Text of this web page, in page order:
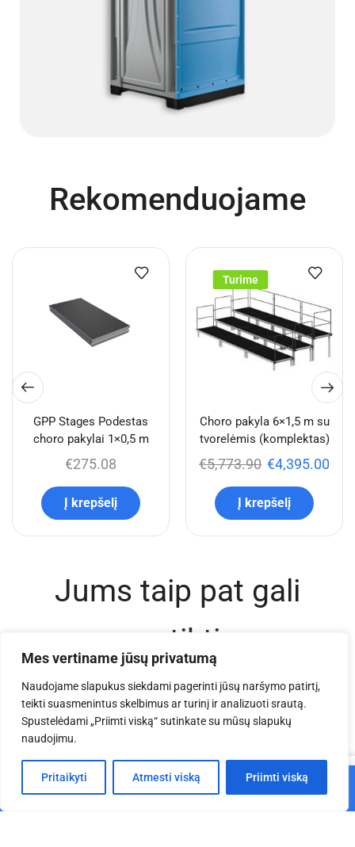
Mes vertiname jūsų privatumą
Naudojame slapukus siekdami pagerinti jūsų naršymo patirtį,
teikti suasmenintus skelbimus ar turinį ir analizuoti srautą.
Spustelėdami „Priimti viską“ sutinkate su mūsų slapukų
naudojimu.
Pritaikyti Atmesti viską Priimti viską
Rekomenduojame
GPP Stages Podestas
choro pakylai 1×0,5 m
€275.08
Į krepšelį
Turime
Choro pakyla 6×1,5 m su
tvorelėmis (komplektas)
€5,773.90 €4,395.00
Į krepšelį
Jums taip pat gali
patikti
Į krepšelį
Pagrindinis Parduotuvė Krepšelis Paskyra